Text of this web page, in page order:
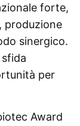
forte,
produzione
sinergico.
per
Award